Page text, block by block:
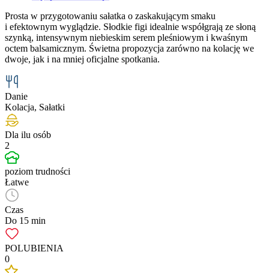
Prosta w przygotowaniu sałatka o zaskakującym smaku
i efektownym wyglądzie. Słodkie figi idealnie współgrają ze słoną
szynką, intensywnym niebieskim serem pleśniowym i kwaśnym
octem balsamicznym. Świetna propozycja zarówno na kolację we
dwoje, jak i na mniej oficjalne spotkania.
Danie
Kolacja, Sałatki
Dla ilu osób
2
poziom trudności
Łatwe
Czas
Do 15 min
POLUBIENIA
0